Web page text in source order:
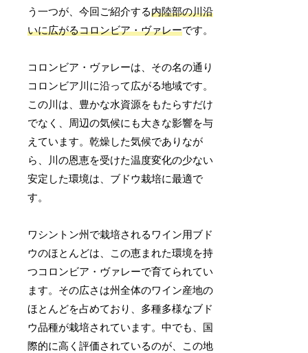
う一つが、今回ご紹介する内陸部の川沿
いに広がるコロンビア・ヴァレーです。
コロンビア・ヴァレーは、その名の通り
コロンビア川に沿って広がる地域です。
この川は、豊かな水資源をもたらすだけ
でなく、周辺の気候にも大きな影響を与
えています。乾燥した気候でありなが
ら、川の恩恵を受けた温度変化の少ない
安定した環境は、ブドウ栽培に最適で
す。
ワシントン州で栽培されるワイン用ブド
ウのほとんどは、この恵まれた環境を持
つコロンビア・ヴァレーで育てられてい
ます。その広さは州全体のワイン産地の
ほとんどを占めており、多種多様なブド
ウ品種が栽培されています。中でも、国
際的に高く評価されているのが、この地